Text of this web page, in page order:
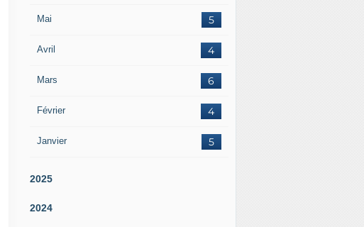
Mai 5
Avril 4
Mars 6
Février 4
Janvier 5
2025
2024